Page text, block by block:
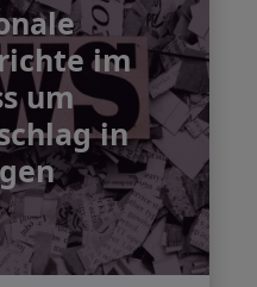
im
um
in